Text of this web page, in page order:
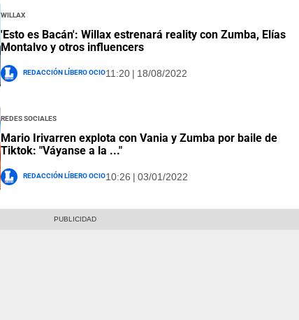
Willax
'Esto es Bacán': Willax estrenará reality con Zumba, Elías
Montalvo y otros influencers
Redacción Líbero Ocio11:20 | 18/08/2022
Redes Sociales
Mario Irivarren explota con Vania y Zumba por baile de
Tiktok: "Váyanse a la ..."
Redacción Líbero Ocio10:26 | 03/01/2022